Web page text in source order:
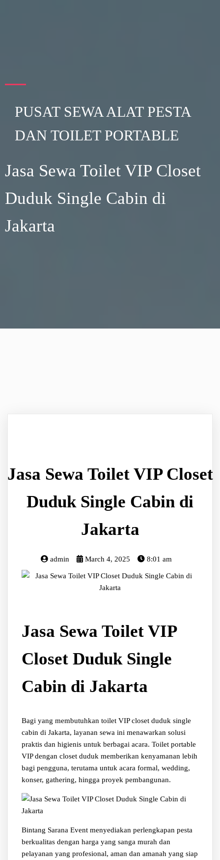
PUSAT SEWA ALAT PESTA
DAN TOILET PORTABLE
Jasa Sewa Toilet VIP Closet
Duduk Single Cabin di
Jakarta
Jasa Sewa Toilet VIP Closet
Duduk Single Cabin di
Jakarta
admin March 4, 2025 8:01 am
Jasa Sewa Toilet VIP
Closet Duduk Single
Cabin di Jakarta
Bagi yang membutuhkan toilet VIP closet duduk single
cabin di Jakarta, layanan sewa ini menawarkan solusi
praktis dan higienis untuk berbagai acara. Toilet portable
VIP dengan closet duduk memberikan kenyamanan lebih
bagi pengguna, terutama untuk acara formal, wedding,
konser, gathering, hingga proyek pembangunan.
Bintang Sarana Event menyediakan perlengkapan pesta
berkualitas dengan harga yang sanga murah dan
pelayanan yang profesional, aman dan amanah yang siap